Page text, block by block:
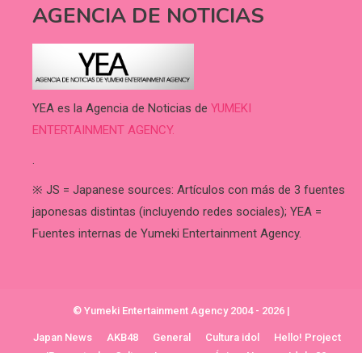
AGENCIA DE NOTICIAS
YEA es la Agencia de Noticias de YUMEKI
ENTERTAINMENT AGENCY.
.
※ JS = Japanese sources: Artículos con más de 3 fuentes
japonesas distintas (incluyendo redes sociales); YEA =
Fuentes internas de Yumeki Entertainment Agency.
© Yumeki Entertainment Agency 2004 - 2026 |
Japan News AKB48 General Cultura idol
Hello! Project